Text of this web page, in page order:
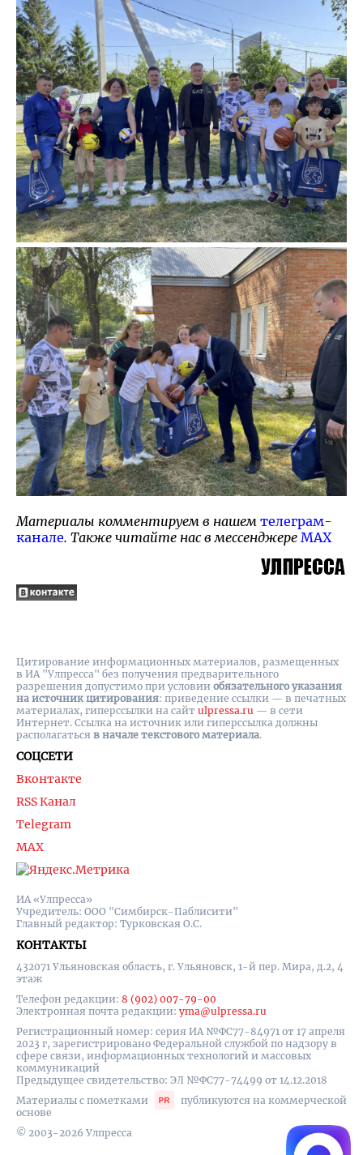
Материалы комментируем в нашем телеграм-
канале. Также читайте нас в мессенджере MAX
ИА «Улпресса»
Учредитель: ООО "Симбирск-Паблисити"
Главный редактор: Турковская О.С.
КОНТАКТЫ
432071 Ульяновская область, г. Ульяновск, 1-й пер. Мира, д.2, 4
этаж
Телефон редакции: 8 (902) 007-79-00
Электронная почта редакции: yma@ulpressa.ru
Регистрационный номер: серия ИА №ФС77-84971 от 17 апреля
2023 г, зарегистрировано Федеральной службой по надзору в
сфере связи, информационных технологий и массовых
коммуникаций
Предыдущее свидетельство: ЭЛ №ФС77-74499 от 14.12.2018
Материалы с пометками
публикуются на коммерческой
основе
© 2003-2026 Улпресса
СОЦСЕТИ
Вконтакте
RSS Канал
Telegram
MAX
Цитирование информационных материалов, размещенных
в ИА "Улпресса" без получения предварительного
разрешения допустимо при условии обязательного указания
на источник цитирования: приведение ссылки — в печатных
материалах, гиперссылки на cайт ulpressa.ru — в сети
Интернет. Ссылка на источник или гиперссылка должны
располагаться в начале текстового материала.